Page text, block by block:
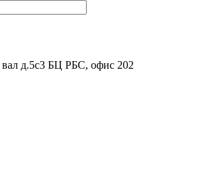
д.5с3 БЦ РБС, офис 202